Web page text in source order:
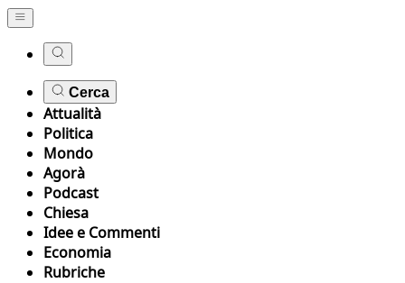
Cerca
Attualità
Politica
Mondo
Agorà
Podcast
Chiesa
Idee e Commenti
Economia
Rubriche